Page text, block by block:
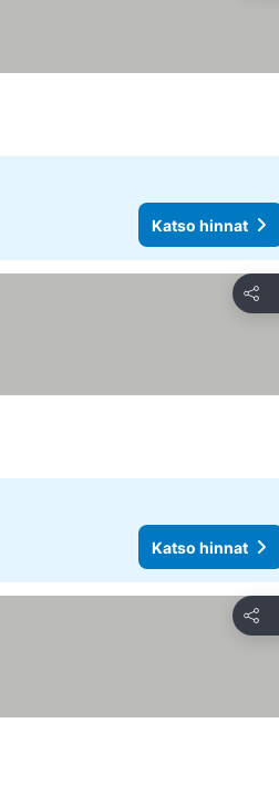
Katso hinnat
Jaa
Katso hinnat
Jaa